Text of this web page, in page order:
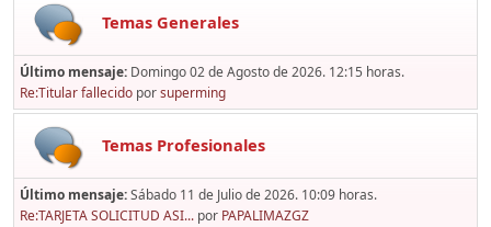
Temas Generales
Último mensaje: Domingo 02 de Agosto de 2026. 12:15 horas.
Re:Titular fallecido porsuperming
Temas Profesionales
Último mensaje:Sábado 11 de Julio de 2026. 10:09 horas.
Re:TARJETA SOLICITUD ASI... por PAPALIMAZGZ